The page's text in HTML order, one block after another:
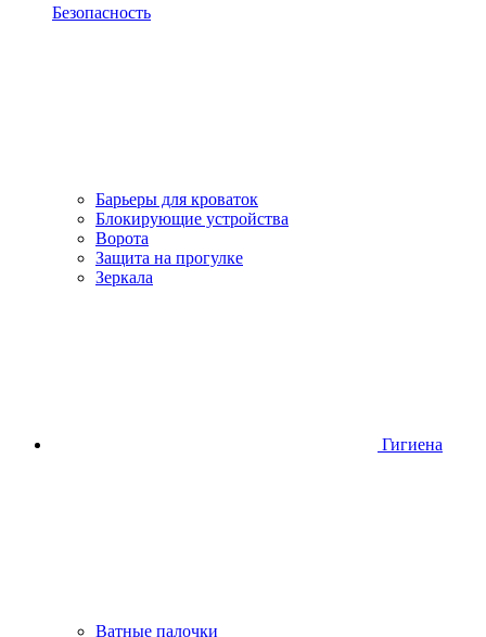
Безопасность
Барьеры для кроваток
Блокирующие устройства
Ворота
Защита на прогулке
Зеркала
Гигиена
Ватные палочки